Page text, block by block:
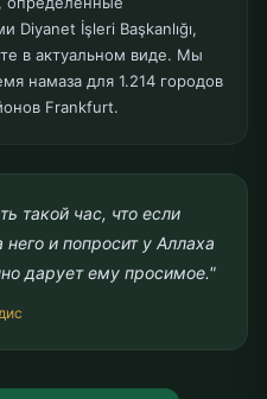
Diyanet İşleri Başkanlığı,
в актуальном виде. Мы
намаза для 1.214 городов
Frankfurt.
такой час, что если
и попросит у Аллаха
дарует ему просимое."